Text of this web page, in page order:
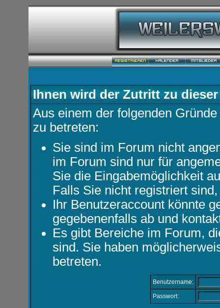
Ihnen wird der Zutritt zu
Aus einem der folgenden
zu betreten:
Sie sind im Forum nicht
im Forum sind nur für
Sie die Eingabemöglichkeit
Falls Sie nicht registriert
Ihr Benutzeraccount könnte
gegebenenfalls ab und
Es gibt Bereiche im Forum,
sind. Sie haben
betreten.
Benutzername:
Passwort: